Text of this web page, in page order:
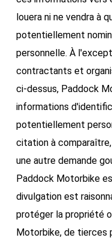
louera ni ne vendra à
potentiellement
personnelle. À
contractants et
ci-dessus, Paddock
informations
potentiellement
citation à
une autre demande
Paddock Motorbike
divulgation est
protéger la propriété
Motorbike, de tierces